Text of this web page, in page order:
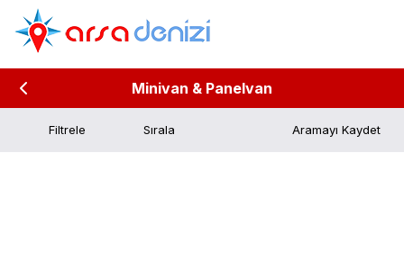
Minivan & Panelvan
Filtrele Aramayı Kaydet